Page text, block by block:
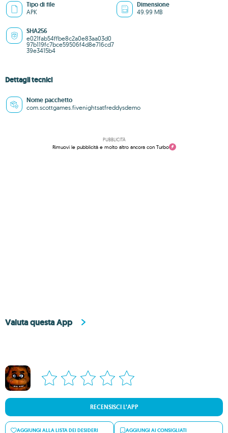
Tipo di file
APK
Dimensione
49.99 MB
SHA256
e021fab54ffbe8c2a0e83aa03d0
97b119fc7bce59506f4d8e716cd7
39e3415b4
Dettagli tecnici
Nome pacchetto
com.scottgames.fivenightsatfreddysdemo
PUBBLICITÀ
Rimuovi le pubblicità e molto altro ancora con Turbo
Valuta questa App
RECENSISCI L’APP
AGGIUNGI ALLA LISTA DEI DESIDERI AGGIUNGI AI CONSIGLIATI